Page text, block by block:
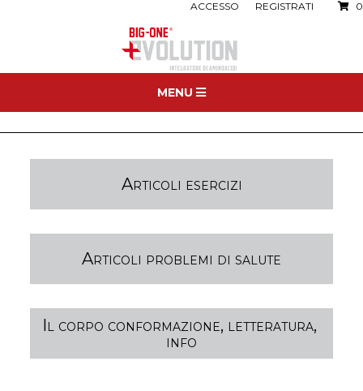
ACCESSO REGISTRATI 0
MENU
Articoli esercizi
Articoli problemi di salute
Il corpo conformazione, letteratura,
info